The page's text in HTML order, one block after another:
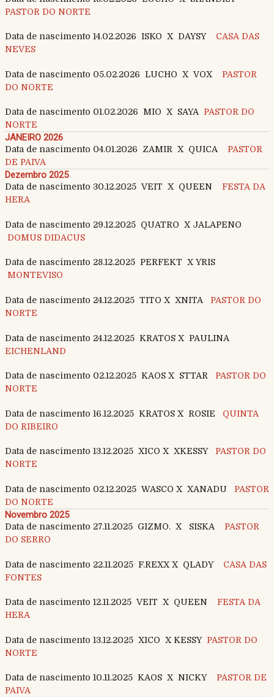
PASTOR DO NORTE
Data de nascimento 14.02.2026 ISKO X DAYSY CASA DAS
NEVES
Data de nascimento 05.02.2026 LUCHO X VOX PASTOR
DO NORTE
Data de nascimento 01.02.2026 MIO X SAYA PASTOR DO
NORTE
JANEIRO 2026
Data de nascimento 04.01.2026 ZAMIR X QUICA PASTOR
DE PAIVA
Dezembro 2025
Data de nascimento 30.12.2025 VEIT X QUEEN FESTA DA
HERA
Data de nascimento 29.12.2025 QUATRO X JALAPENO
DOMUS DIDACUS
Data de nascimento 28.12.2025 PERFEKT X YRIS
MONTEVISO
Data de nascimento 24.12.2025 TITO X XNITA PASTOR DO
NORTE
Data de nascimento 24.12.2025 KRATOS X PAULINA
EICHENLAND
Data de nascimento 02.12.2025 KAOS X STTAR PASTOR DO
NORTE
Data de nascimento 16.12.2025 KRATOS X ROSIE QUINTA
DO RIBEIRO
Data de nascimento 13.12.2025 XICO X XKESSY PASTOR DO
NORTE
Data de nascimento 02.12.2025 WASCO X XANADU PASTOR
DO NORTE
Novembro 2025
Data de nascimento 27.11.2025 GIZMO. X SISKA PASTOR
DO SERRO
Data de nascimento 22.11.2025 F.REXX X QLADY CASA DAS
FONTES
Data de nascimento 12.11.2025 VEIT X QUEEN FESTA DA
HERA
Data de nascimento 13.12.2025 XICO X KESSY PASTOR DO
NORTE
Data de nascimento 10.11.2025 KAOS X NICKY PASTOR DE
PAIVA